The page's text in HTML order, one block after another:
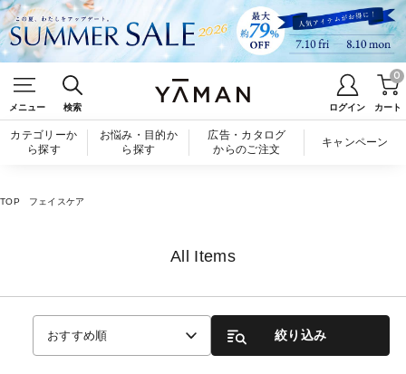
メニュー 検索 ログイン カート
0
カテゴリーか
ら探す
お悩み・目的か
ら探す
広告・カタログ
からのご注文
キャンペーン
TOP フェイスケア
All Items
おすすめ順 絞り込み